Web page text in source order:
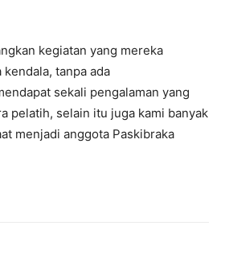
kegiatan yang mereka
kendala, tanpa ada
sekali pengalaman yang
pelatih, selain itu juga kami banyak
menjadi anggota Paskibraka